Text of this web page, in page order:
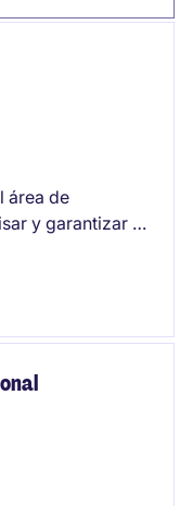
área de
y garantizar el
un perfil con
cumplimiento de